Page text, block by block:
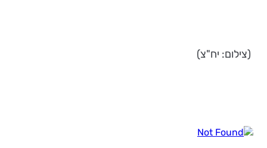
(צילום: יח"צ)